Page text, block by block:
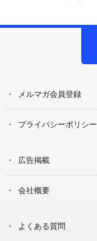
メルマガ会員登録
プライバシーポリシー
広告掲載
会社概要
よくある質問